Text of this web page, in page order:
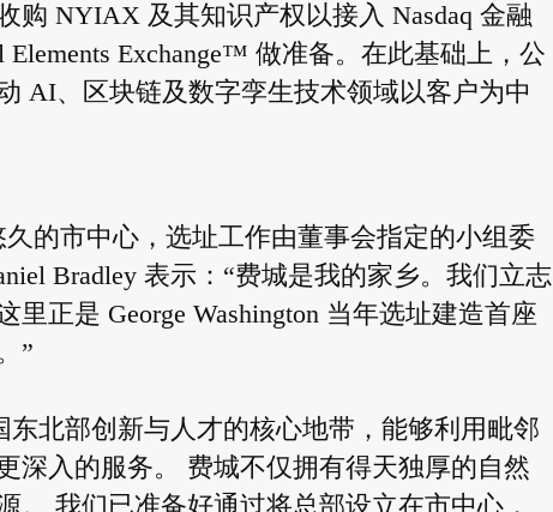
购 NYIAX 及其知识产权以接入 Nasdaq 金融
Exchange™ 做准备。在此基础上，公
AI、区块链及数字孪生技术领域以客户为中
的市中心，选址工作由董事会指定的小组委
Bradley 表示：“费城是我的家乡。我们立志
正是 George Washington 当年选址建造首座
”
北部创新与人才的核心地带，能够利用毗邻
深入的服务。 费城不仅拥有得天独厚的自然
我们已准备好通过将总部设立在市中心，